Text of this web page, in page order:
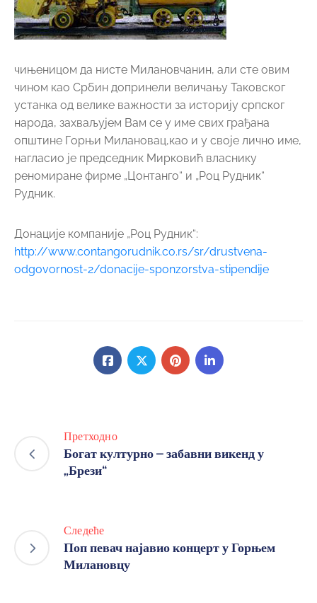
чињеницом да нисте Милановчанин, али сте овим
чином као Србин допринели величању Таковског
устанка од велике важности за историју српског
народа, захваљујем Вам се у име свих грађана
општине Горњи Милановац,као и у своје лично име,
нагласио је председник Мирковић власнику
реномиране фирме „Цонтанго“ и „Роц Рудник“
Рудник.
Донације компаније „Роц Рудник“:
http://www.contangorudnik.co.rs/sr/drustvena-
odgovornost-2/donacije-sponzorstva-stipendije
Претходно
Богат културно – забавни викенд у
„Брези“
Следеће
Поп певач најавио концерт у Горњем
Милановцу